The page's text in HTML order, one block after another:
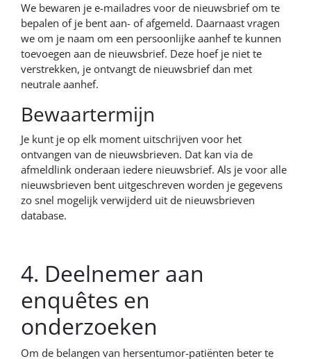
We bewaren je e-mailadres voor de nieuwsbrief om te
bepalen of je bent aan- of afgemeld. Daarnaast vragen
we om je naam om een persoonlijke aanhef te kunnen
toevoegen aan de nieuwsbrief. Deze hoef je niet te
verstrekken, je ontvangt de nieuwsbrief dan met
neutrale aanhef.
Bewaartermijn
Je kunt je op elk moment uitschrijven voor het
ontvangen van de nieuwsbrieven. Dat kan via de
afmeldlink onderaan iedere nieuwsbrief. Als je voor alle
nieuwsbrieven bent uitgeschreven worden je gegevens
zo snel mogelijk verwijderd uit de nieuwsbrieven
database.
4. Deelnemer aan
enquêtes en
onderzoeken
Om de belangen van hersentumor-patiënten beter te